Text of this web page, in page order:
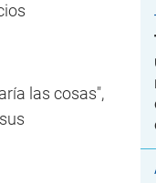
las cosas",